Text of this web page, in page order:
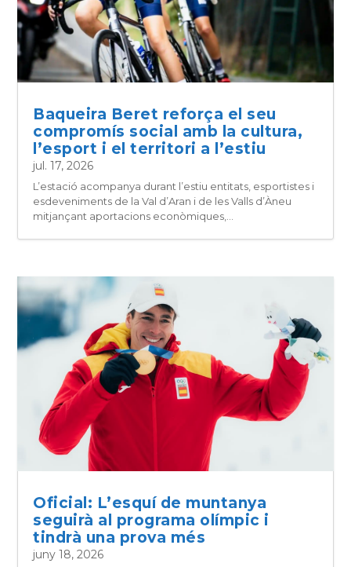
Baqueira Beret reforça el seu
compromís social amb la cultura,
l’esport i el territori a l’estiu
jul. 17, 2026
L’estació acompanya durant l’estiu entitats, esportistes i
esdeveniments de la Val d’Aran i de les Valls d’Àneu
mitjançant aportacions econòmiques,...
Oficial: L’esquí de muntanya
seguirà al programa olímpic i
tindrà una prova més
juny 18, 2026